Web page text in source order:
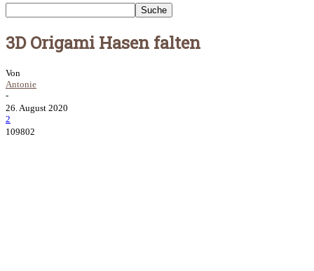
3D Origami Hasen falten
Von
Antonie
-
26. August 2020
2
109802